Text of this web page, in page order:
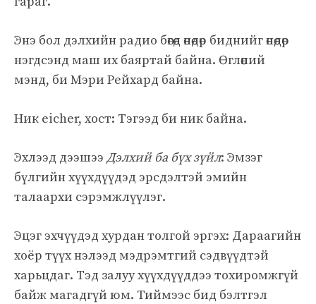
Энэ бол дэлхийн радио бөгөөд өнөөдөр биднийг өнөөдөр
нэгдсэнд маш их баяртай байна. Өглөөний
мэнд, би Мэри Рейхард байна.
Ник eicher, хост: Тэгээд би ник байна.
Эхлээд дээшээ Дэлхий ба бүх зүйл: Эмзэг
бүлгийн хүүхдүүдэд эрсдэлтэй эмийн
талаархи сэрэмжлүүлэг.
Эцэг эхчүүдэд хурдан толгой эргэх: Дараагийн
хоёр түүх нэлээд мэдрэмтгий сэдвүүдтэй
харьцдаг. Тэд залуу хүүхдүүддээ тохиромжгүй
байж магадгүй юм. Тиймээс бид бэлтгэл